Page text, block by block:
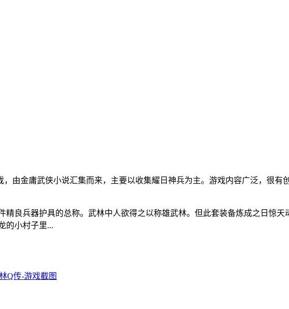
，由金庸武侠小说汇集而来，主要以收集耀日神兵为主。游戏内容广泛，很有
精良兵器护具的总称。武林中人欲得之以称雄武林。但此套装备炼成之日惊
的小村子里...